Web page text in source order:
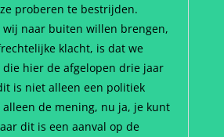
ze proberen te bestrijden.
wij naar buiten willen brengen,
klacht, is dat we
die hier de afgelopen drie jaar
is niet alleen een politiek
de mening, nu ja, je kunt
dit is een aanval op de